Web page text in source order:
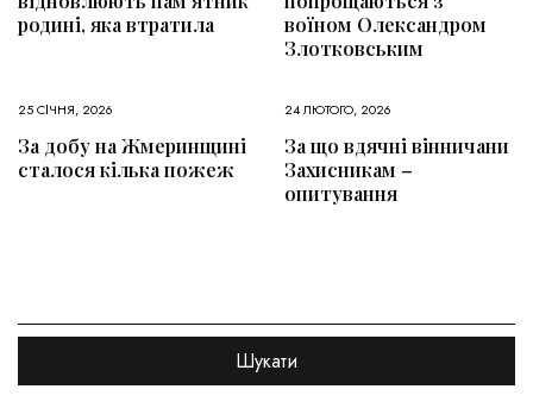
родині, яка втратила
воїном Олександром
Злотковським
25 СІЧНЯ, 2026
За добу на Жмеринщині
сталося кілька пожеж
24 ЛЮТОГО, 2026
За що вдячні вінничани
Захисникам –
опитування